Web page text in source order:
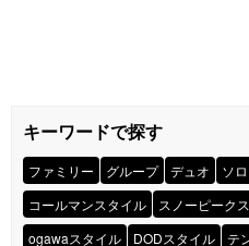
キーワードで探す
ファミリー グループ デュオ ソロ
コールマンスタイル
スノーピーク
ogawaスタイル
DODスタイル テ